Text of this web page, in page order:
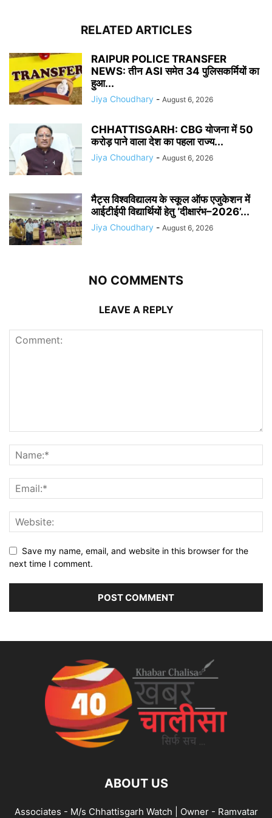
RELATED ARTICLES
RAIPUR POLICE TRANSFER
NEWS: तीन ASI समेत 34 पुलिसकर्मियों का
हुआ...
Jiya Choudhary - August 6, 2026
CHHATTISGARH: CBG योजना में 50
करोड़ पाने वाला देश का पहला राज्य...
Jiya Choudhary - August 6, 2026
मैट्स विश्वविद्यालय के स्कूल ऑफ एजुकेशन में
आईटीईपी विद्यार्थियों हेतु ‘दीक्षारंभ–2026’...
Jiya Choudhary - August 6, 2026
NO COMMENTS
LEAVE A REPLY
Save my name, email, and website in this browser for the
next time I comment.
ABOUT US
Associates - M/s Chhattisgarh Watch | Owner - Ramvatar